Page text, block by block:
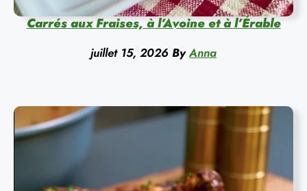
Carrés aux Fraises, à l’Avoine et à l’Érable
juillet 15, 2026 By Anna